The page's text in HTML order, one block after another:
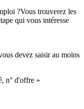
?Vous trouverez les
qui vous intéresse
devez saisir au moins
n° d'offre »